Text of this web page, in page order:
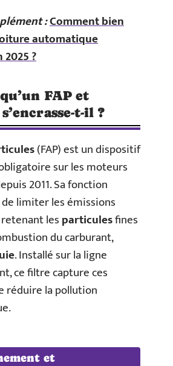
:Comment bien
automatique
2025 ?
FAP et
t-il ?
(FAP) est un dispositif
sur les moteurs
2011. Sa fonction
limiter les émissions
lesparticulesfines
du carburant,
. Installé sur la ligne
ce filtre capture ces
réduire la pollution
et